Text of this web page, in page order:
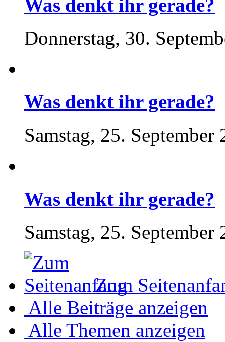
Was denkt ihr gerade?
Donnerstag, 30.
Was denkt ihr gerade?
Samstag, 25. September
Was denkt ihr gerade?
Samstag, 25. September
Zum
Alle Beiträge anzeigen
Alle Themen anzeigen